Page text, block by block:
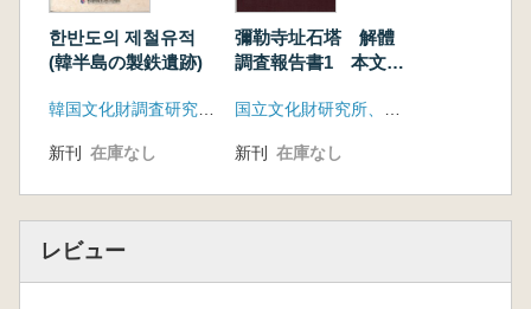
한반도의 제철유적
(韓半島の製鉄遺跡)
韓国文化財調査研究機関協会
新刊 在庫なし
彌勒寺址石塔 解體
調査報告書1 本文、
国立文化財研究所、全羅北道
新刊 在庫なし
レビュー